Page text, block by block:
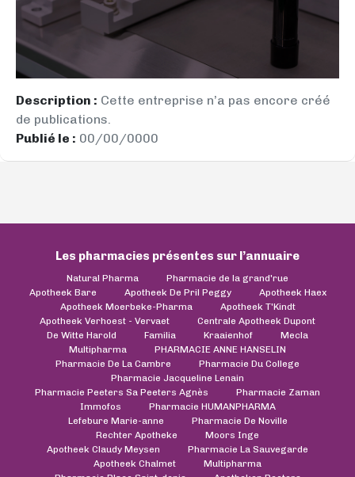
Description : Cette entreprise n’a pas encore créé
de publications.
Publié le : 00/00/0000
Les pharmacies présentes sur l’annuaire
Natural Pharma
Pharmacie de la grand'rue
Apotheek Bare
Apotheek De Pril Peggy
Apotheek Haex
Apotheek Moerbeke-Pharma
Apotheek T'Kindt
Apotheek Verhoest - Vervaet
Centrale Apotheek Dupont
De Witte Harold
Familia Kraaienhof
Mecla
Multipharma
PHARMACIE ANNE HANSELIN
Pharmacie De La Cambre
Pharmacie Du College
Pharmacie Jacqueline Lenain
Pharmacie Peeters Sa Peeters Agnès
Pharmacie Zaman
Immofos
Pharmacie HUMANPHARMA
Lefebure Marie-anne
Pharmacie De Noville
Rechter Apotheke
Moors Inge
Apotheek Claudy Meysen
Pharmacie La Sauvegarde
Apotheek Chalmet
Multipharma